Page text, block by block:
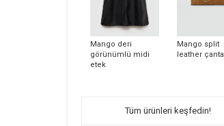
Mango deri
görünümlü midi
etek
Mango split
leather çanta
Tüm ürünleri keşfedin!